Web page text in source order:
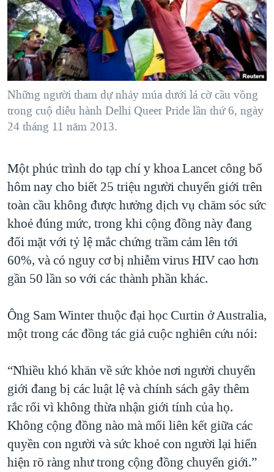
"Tìm"NGƯỜI VIỆT HẢI NGOẠI
ĐỜI SỐNG
KINH TẾ
KHOA HỌC
SỨC KHOẺ
VĂN HOÁ
GIÁO DỤC
TẠI
HÀNH TRÌNH BẦU CỬ 2024
MỘT NĂM CHIẾN TRANH TẠI DẢI GAZA
GIẢI MÃ VÀNH ĐAI & CON ĐƯỜNG
NGÀY TỊ NẠN THẾ GIỚI
TRỊNH VĨNH BÌNH - NGƯỜI HẠ 'BÊN THẮNG CUỘC'
GROUND ZERO – XƯA VÀ NAY
CÁC GIÁ TRỊ CỘNG HÒA Ở VIỆT NAM
THƯỢNG ĐỈNH TRUMP-KIM TẠI VIỆT NAM
TRỊNH VĨNH BÌNH VS. CHÍNH PHỦ VIỆT NAM
NGƯ DÂN VIỆT VÀ LÀN SÓNG TRỘM HẢI SÂM
BÊN KIA QUỐC LỘ: TIẾNG VỌNG TỪ NÔNG THÔN MỸ
VIDEO
NGHE
MẠNG XÃ HỘI
Ngôn ngữ khác
Những người tham dự nhảy múa dưới lá cờ cầu vồng
trong cuộ diễu hành Delhi Queer Pride lần thứ 6, ngày
24 tháng 11 năm 2013.
Một phúc trình do tạp chí y khoa Lancet công bố
hôm nay cho biết 25 triệu người chuyển giới trên
toàn cầu không được hưởng dịch vụ chăm sóc sức
khoẻ đúng mức, trong khi cộng đồng này đang
đối mặt với tỷ lệ mắc chứng trầm cảm lên tới
60%, và có nguy cơ bị nhiễm virus HIV cao hơn
gần 50 lần so với các thành phần khác.
Ông Sam Winter thuộc đại học Curtin ở Australia,
một trong các đồng tác giả cuộc nghiên cứu nói:
“Nhiều khó khăn về sức khỏe nơi người chuyển
giới đang bị các luật lệ và chính sách gây thêm
rắc rối vì không thừa nhận giới tính của họ.
Không cộng đồng nào mà mối liên kết giữa các
quyền con người và sức khoẻ con người lại hiển
hiện rõ ràng như trong cộng đồng chuyển giới.”